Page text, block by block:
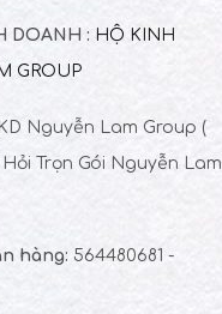
DOANH : HỘ KINH
GROUP
Nguyễn Lam Group (
Hỏi Trọn Gói Nguyễn Lam
hàng: 564480681 -